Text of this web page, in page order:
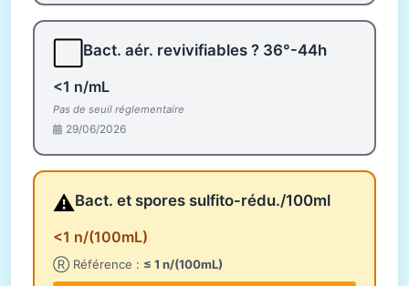
Bact. aér. revivifiables ? 36°-44h
<1 n/mL
Pas de seuil réglementaire
29/06/2026
⚠️Bact. et spores sulfito-rédu./100ml
<1 n/(100mL)
Ⓡ Référence : ≤ 1 n/(100mL)